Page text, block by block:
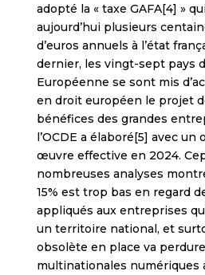
adopté la « taxe GAFA[4] »
aujourd’hui plusieurs
d’euros annuels à l’état
dernier, les vingt-sept pays
Européenne se sont mis
en droit européen le projet
bénéfices des grandes
l’OCDE a élaboré[5] avec
œuvre effective en 2024.
nombreuses analyses
15% est trop bas en regard
appliqués aux entreprises
un territoire national, et
obsolète en place va
multinationales numériques